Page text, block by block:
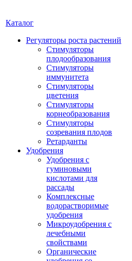
Каталог
Регуляторы роста растений
Стимуляторы
плодообразования
Стимуляторы
иммунитета
Стимуляторы
цветения
Стимуляторы
корнеобразования
Стимуляторы
созревания плодов
Ретарданты
Удобрения
Удобрения с
гуминовыми
кислотами для
рассады
Комплексные
водорастворимые
удобрения
Микроудобрения с
лечебными
свойствами
Органические